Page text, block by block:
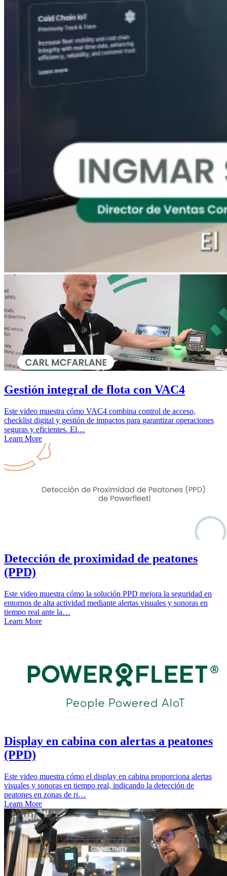
Gestión integral de flota con VAC4
Este video muestra cómo VAC4 combina control de acceso,
checklist digital y gestión de impactos para garantizar operaciones
seguras y eficientes. El…
Learn More
Detección de proximidad de peatones
(PPD)
Este video muestra cómo la solución PPD mejora la seguridad en
entornos de alta actividad mediante alertas visuales y sonoras en
tiempo real ante la…
Learn More
Display en cabina con alertas a peatones
(PPD)
Este video muestra cómo el display en cabina proporciona alertas
visuales y sonoras en tiempo real, indicando la detección de
peatones en zonas de ri…
Learn More